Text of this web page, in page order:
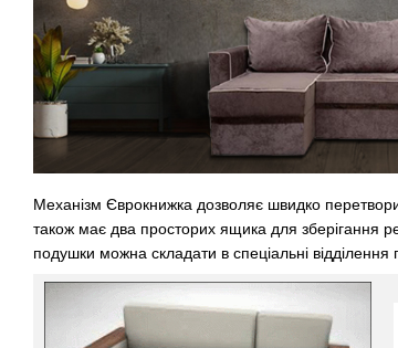
Механізм Єврокнижка дозволяє швидко
також має два просторих ящика для зберігання
подушки можна складати в спеціальні відділення